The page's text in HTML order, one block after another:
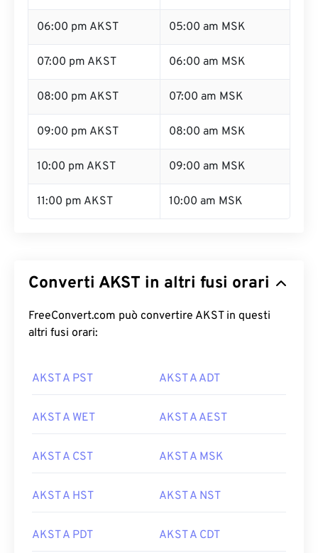
06:00 pm AKST 05:00 am MSK
07:00 pm AKST 06:00 am MSK
08:00 pm AKST 07:00 am MSK
09:00 pm AKST 08:00 am MSK
10:00 pm AKST 09:00 am MSK
11:00 pm AKST 10:00 am MSK
Converti AKST in altri fusi orari
FreeConvert.com può convertire AKST in questi
altri fusi orari:
AKST A PST AKST A ADT
AKST A WET AKST A AEST
AKST A CST AKST A MSK
AKST A HST AKST A NST
AKST A PDT AKST A CDT